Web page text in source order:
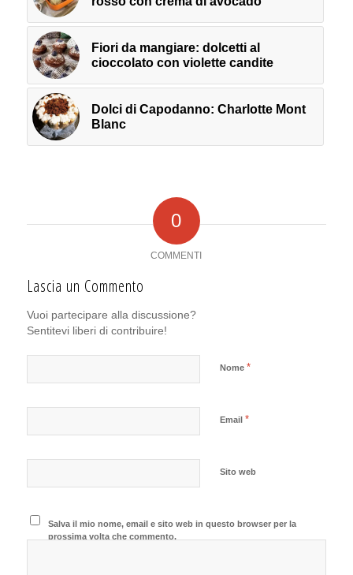
Fiori da mangiare: dolcetti al
cioccolato con violette candite
Dolci di Capodanno: Charlotte Mont
Blanc
0
COMMENTI
Lascia un Commento
Vuoi partecipare alla discussione?
Sentitevi liberi di contribuire!
Nome *
Email *
Sito web
Salva il mio nome, email e sito web in questo browser per la
prossima volta che commento.